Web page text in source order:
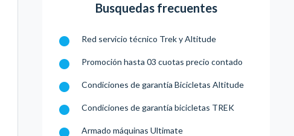
Busquedas frecuentes
Red servicio técnico Trek y Altitude
Promoción hasta 03 cuotas precio contado
Condiciones de garantía Bicicletas Altitude
Condiciones de garantía bicicletas TREK
Armado máquinas Ultimate